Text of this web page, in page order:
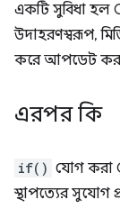
একটি সুবিধা
উদাহরণস্বরূপ,
করে আপডেট করা
এরপর কি
if() যোগ করা
স্থাপত্যের সুযোগ